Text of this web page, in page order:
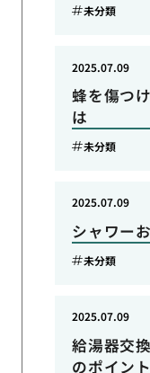
未分類
蜂を傷つ
は
2025.07.09
未分類
シャワー
2025.07.09
未分類
給湯器交
のポイント
2025.07.09